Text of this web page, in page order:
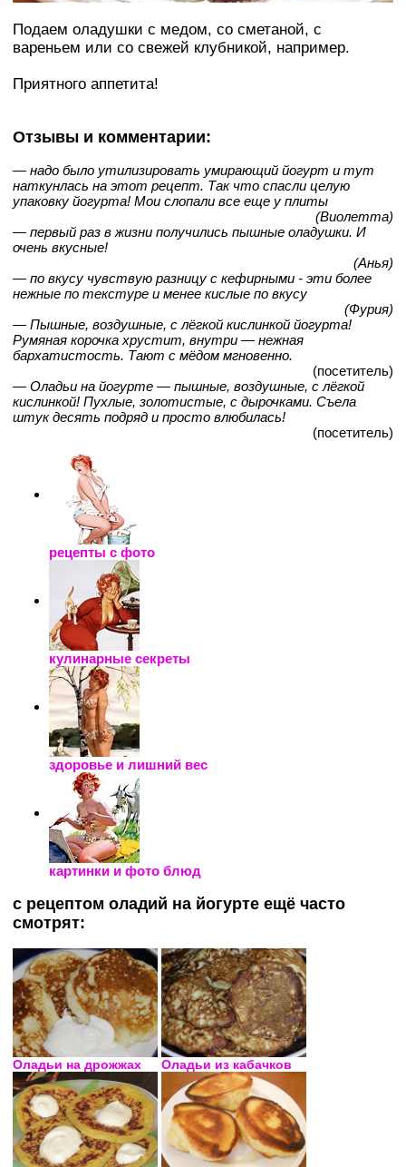
Подаем оладушки с медом, со сметаной, с
вареньем или со свежей клубникой, например.
Приятного аппетита!
Отзывы и комментарии:
— надо было утилизировать умирающий йогурт и тут
наткунлась на этот рецепт. Так что спасли целую
упаковку йогурта! Мои слопали все еще у плиты
(Виолетта)
— первый раз в жизни получились пышные оладушки. И
очень вкусные!
(Анья)
— по вкусу чувствую разницу с кефирными - эти более
нежные по текстуре и менее кислые по вкусу
(Фурия)
— Пышные, воздушные, с лёгкой кислинкой йогурта!
Румяная корочка хрустит, внутри — нежная
бархатистость. Тают с мёдом мгновенно.
(посетитель)
— Оладьи на йогурте — пышные, воздушные, с лёгкой
кислинкой! Пухлые, золотистые, с дырочками. Съела
штук десять подряд и просто влюбилась!
(посетитель)
рецепты с фото
кулинарные секреты
здоровье и лишний вес
картинки и фото блюд
с рецептом оладий на йогурте ещё часто
смотрят:
Оладьи на дрожжах Оладьи из кабачков